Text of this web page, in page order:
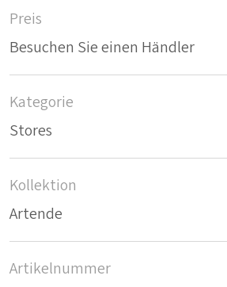
Preis
Besuchen Sie einen Händler
Kategorie
Stores
Kollektion
Artende
Artikelnummer